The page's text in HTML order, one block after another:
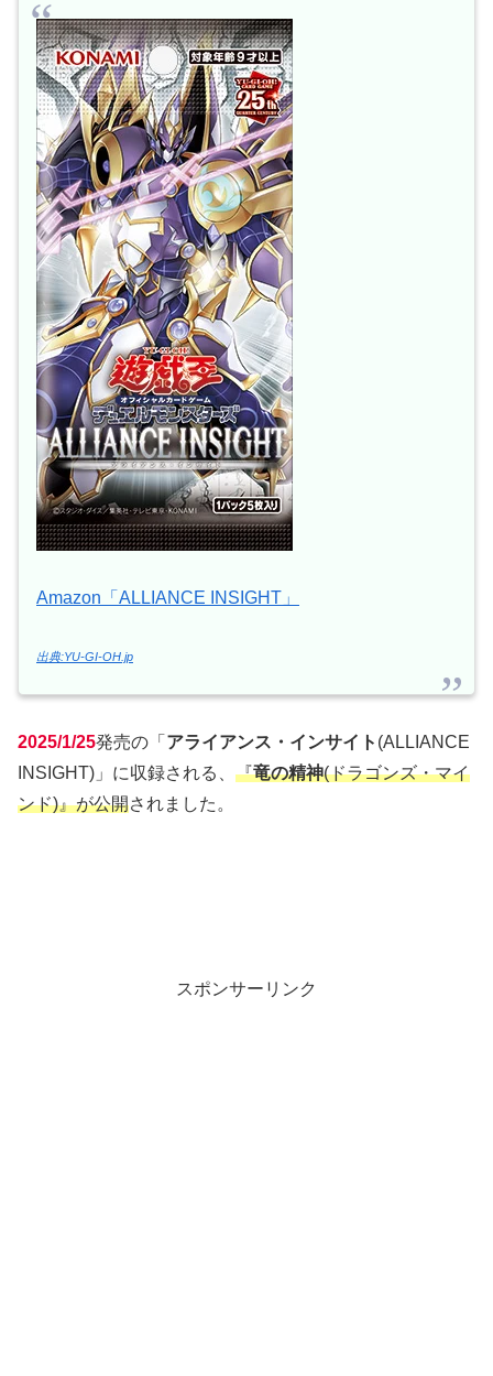
Amazon「ALLIANCE INSIGHT」
出典:YU-GI-OH.jp
2025/1/25発売の「 アライアンス・インサイト (ALLIANCE
INSIGHT)」に収録される、 『竜の精神(ドラゴンズ・マイ
ンド)』が公開されました。
スポンサーリンク